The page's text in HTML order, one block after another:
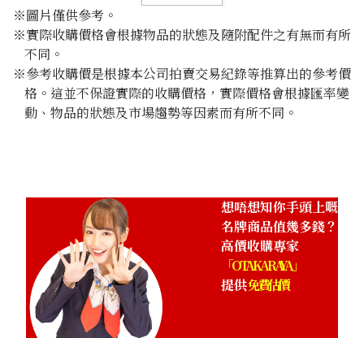
參考回收價
※圖片僅供參考。
※實際收購價格會根據物品的狀態及隨附配件之有無而有所
不同。
※參考收購價是根據本公司拍賣交易紀錄等推算出的參考價
格。這並不保證實際的收購價格，實際價格會根據匯率變
動、物品的狀態及市場趨勢等因素而有所不同。
想唔想知你手頭上嘅
名牌商品值幾多錢？
高價收購專家
「OTAKARAYA」
提供免費估價